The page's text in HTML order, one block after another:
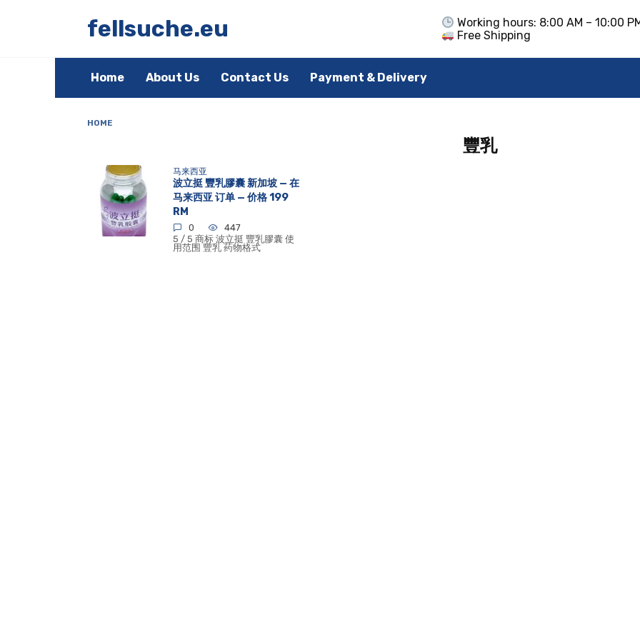
fellsuche.eu
Working hours: 8:00 AM – 10:00
Free Shipping
Home About Us Contact Us Payment & Delivery
HOME
豐乳
马来西亚
波立挺 豐乳膠囊 新加坡 — 在
马来西亚 订单 — 价格 199
RM
0
447
5 / 5 商标 波立挺 豐乳膠囊 使
用范围 豐乳 药物格式